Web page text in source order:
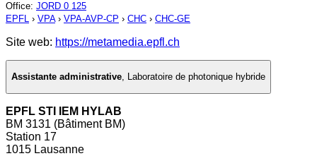
Office: JORD 0 125
EPFL › VPA› VPA-AVP-CP › CHC › CHC-GE
Site web: https://metamedia.epfl.ch
Assistante administrative, Laboratoire de photonique hybride
EPFL STI IEM HYLAB
BM 3131 (Bâtiment BM)
Station 17
1015 Lausanne